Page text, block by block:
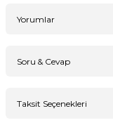
Yorumlar
Soru & Cevap
Taksit Seçenekleri